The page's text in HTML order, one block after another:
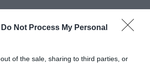
Do Not Process My Personal
of the sale, sharing to third parties, or
a fiunkra” – Egy egri család története, amely